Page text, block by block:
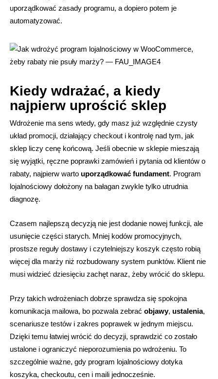
uporządkować zasady programu, a dopiero potem je
automatyzować.
Kiedy wdrażać, a kiedy
najpierw uprościć sklep
Wdrożenie ma sens wtedy, gdy masz już względnie czysty
układ promocji, działający checkout i kontrolę nad tym, jak
sklep liczy cenę końcową. Jeśli obecnie w sklepie mieszają
się wyjątki, ręczne poprawki zamówień i pytania od klientów o
rabaty, najpierw warto uporządkować fundament. Program
lojalnościowy dołożony na bałagan zwykle tylko utrudnia
diagnozę.
Czasem najlepszą decyzją nie jest dodanie nowej funkcji, ale
usunięcie części starych. Mniej kodów promocyjnych,
prostsze reguły dostawy i czytelniejszy koszyk często robią
więcej dla marży niż rozbudowany system punktów. Klient nie
musi widzieć dziesięciu zachęt naraz, żeby wrócić do sklepu.
Przy takich wdrożeniach dobrze sprawdza się spokojna
komunikacja mailowa, bo pozwala zebrać objawy, ustalenia,
scenariusze testów i zakres poprawek w jednym miejscu.
Dzięki temu łatwiej wrócić do decyzji, sprawdzić co zostało
ustalone i ograniczyć nieporozumienia po wdrożeniu. To
szczególnie ważne, gdy program lojalnościowy dotyka
koszyka, checkoutu, cen i maili jednocześnie.